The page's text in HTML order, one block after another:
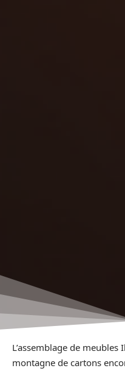
L’assemblage de meubles
montagne de cartons